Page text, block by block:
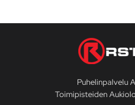
Puhelinpalvelu
Toimipisteiden